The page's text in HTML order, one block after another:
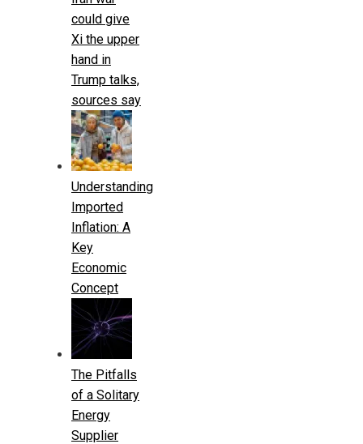
could give
Xi the upper
hand in
Trump talks,
sources say
Understanding
Imported
Inflation: A
Key
Economic
Concept
The Pitfalls
of a Solitary
Energy
Supplier